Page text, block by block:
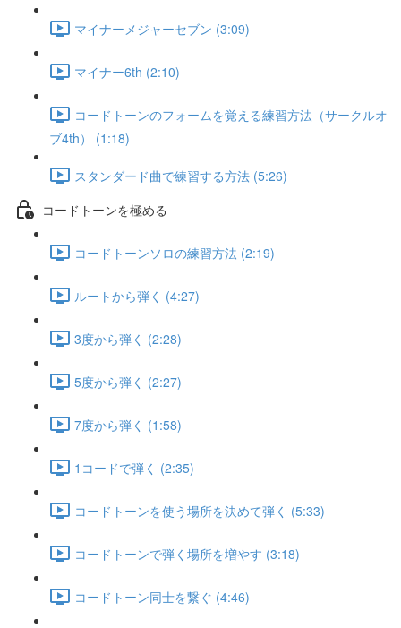
マイナーメジャーセブン (3:09)
マイナー6th (2:10)
コードトーンのフォームを覚える練習方法（サークルオ
ブ4th） (1:18)
スタンダード曲で練習する方法 (5:26)
コードトーンを極める
コードトーンソロの練習方法 (2:19)
ルートから弾く (4:27)
3度から弾く (2:28)
5度から弾く (2:27)
7度から弾く (1:58)
1コードで弾く (2:35)
コードトーンを使う場所を決めて弾く (5:33)
コードトーンで弾く場所を増やす (3:18)
コードトーン同士を繋ぐ (4:46)